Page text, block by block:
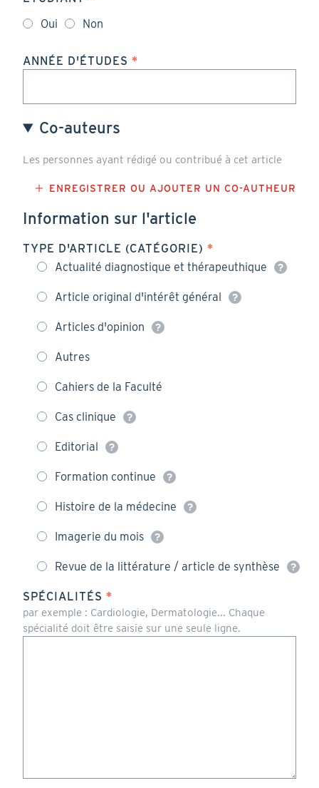
Oui
Non
ANNÉE D'ÉTUDES
Co-auteurs
Les personnes ayant rédigé ou contribué à cet article
Information sur l'article
TYPE D'ARTICLE (CATÉGORIE)
Actualité diagnostique et thérapeuthique
Article original d'intérêt général
Articles d'opinion
Autres
Cahiers de la Faculté
Cas clinique
Editorial
Formation continue
Histoire de la médecine
Imagerie du mois
Revue de la littérature / article de synthèse
SPÉCIALITÉS
par exemple : Cardiologie, Dermatologie... Chaque
spécialité doit être saisie sur une seule ligne.